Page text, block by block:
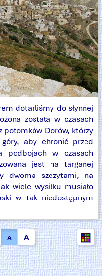
dotarliśmy do słynnej
została w czasach
potomków Dorów, którzy
aby chronić przed
podbojach w czasach
jest na targanej
dwoma szczytami, na
wiele wysiłku musiało
w tak niedostępnym
A A